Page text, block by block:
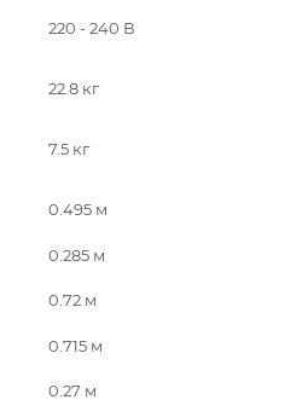
220 - 240 В
22.8 кг
7.5 кг
0.495 м
0.285 м
0.72 м
0.715 м
0.27 м